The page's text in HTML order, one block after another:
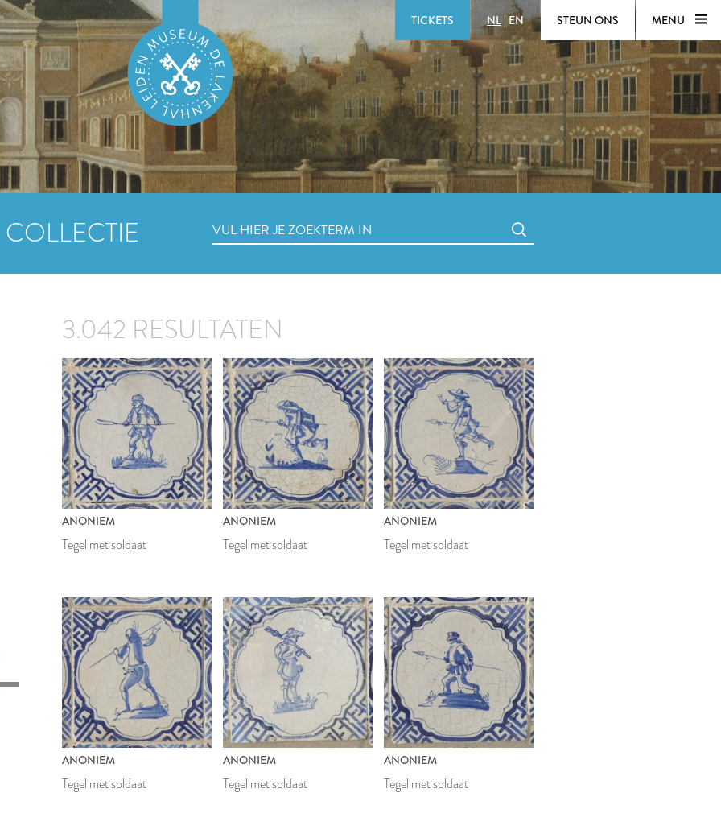
TICKETS NL| EN STEUN ONS MENU
3.042 RESULTATEN
ANONIEM
Tegel met soldaat
ANONIEM
Tegel met soldaat
ANONIEM
Tegel met soldaat
ANONIEM
Tegel met soldaat
ANONIEM
Tegel met soldaat
ANONIEM
Tegel met soldaat